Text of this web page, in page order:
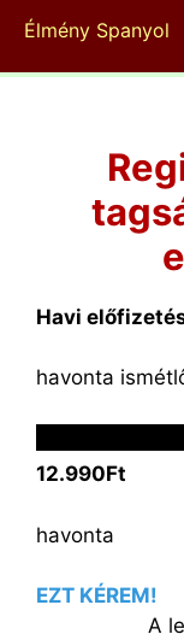
Kilépés
tartalomba
Élmény Spanyol
Havi
havonta
12.990Ft
havonta
EZT KÉREM!
A